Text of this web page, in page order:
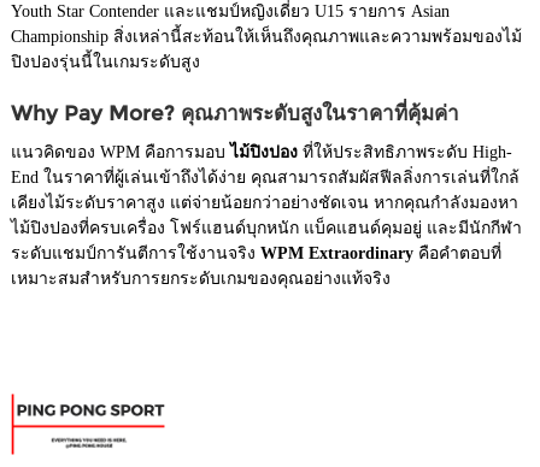
Youth Star Contender และแชมป์หญิงเดี่ยว U15 รายการ Asian
Championship สิ่งเหล่านี้สะท้อนให้เห็นถึงคุณภาพและความพร้อมของไม้
ปิงปองรุ่นนี้ในเกมระดับสูง
Why Pay More? คุณภาพระดับสูงในราคาที่คุ้มค่า
แนวคิดของ WPM คือการมอบไม้ปิงปอง ที่ให้ประสิทธิภาพระดับ High-
End ในราคาที่ผู้เล่นเข้าถึงได้ง่าย คุณสามารถสัมผัสฟีลลิ่งการเล่นที่ใกล้
เคียงไม้ระดับราคาสูง แต่จ่ายน้อยกว่าอย่างชัดเจน หากคุณกำลังมองหา
ไม้ปิงปองที่ครบเครื่อง โฟร์แฮนด์บุกหนัก แบ็คแฮนด์คุมอยู่ และมีนักกีฬา
ระดับแชมป์การันตีการใช้งานจริง WPM Extraordinary คือคำตอบที่
เหมาะสมสำหรับการยกระดับเกมของคุณอย่างแท้จริง